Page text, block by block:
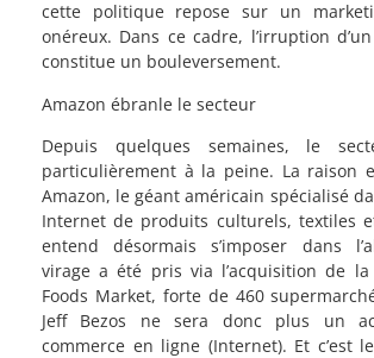
cette politique repose sur un
onéreux. Dans ce cadre, l’irruption
constitue un bouleversement.
Amazon ébranle le secteur
Depuis quelques semaines, le
particulièrement à la peine. La raison
Amazon, le géant américain spécialisé
Internet de produits culturels, textiles
entend désormais s’imposer dans
virage a été pris via l’acquisition de la
Foods Market, forte de 460
Jeff Bezos ne sera donc plus un
commerce en ligne (Internet). Et c’est